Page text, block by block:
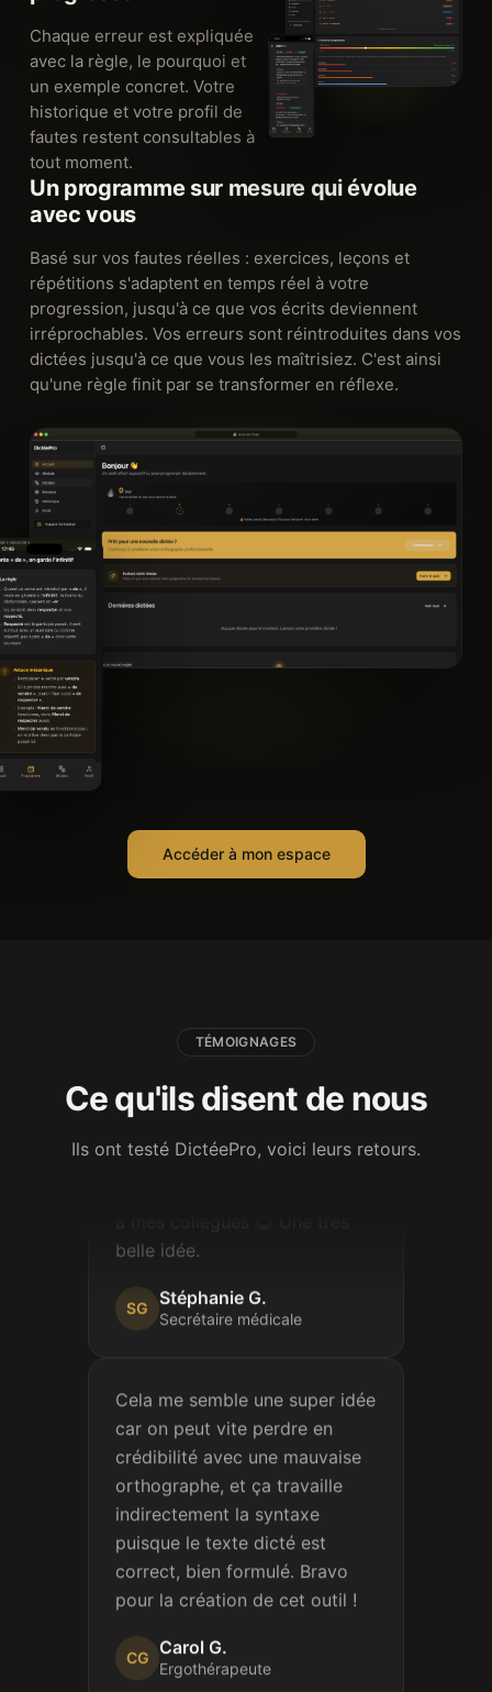
Chaque erreur est expliquée
avec la règle, le pourquoi et
un exemple concret. Votre
historique et votre profil de
fautes restent consultables à
tout moment.
Un programme sur mesure qui évolue
avec vous
Basé sur vos fautes réelles : exercices, leçons et
répétitions s'adaptent en temps réel à votre
progression, jusqu'à ce que vos écrits deviennent
irréprochables. Vos erreurs sont réintroduites dans vos
dictées jusqu'à ce que vous les maîtrisiez. C'est ainsi
qu'une règle finit par se transformer en réflexe.
Accéder à mon espace
TÉMOIGNAGES
Ce qu'ils disent de nous
Ils ont testé DictéePro, voici leurs retours.
Je viens de faire une de vos
bien fait ! Je partage votre lien
Secrétaire médicale
car on peut vite perdre en
crédibilité avec une mauvaise
orthographe, et ça travaille
indirectement la syntaxe
puisque le texte dicté est
correct, bien formulé. Bravo
pour la création de cet outil !
Ergothérapeute